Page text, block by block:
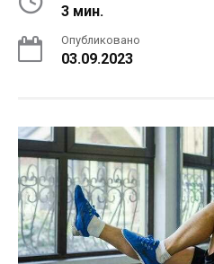
3 мин.
Опубликовано
03.09.2023